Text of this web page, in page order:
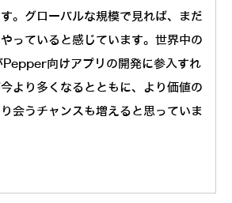
。グローバルな規模で見れば、まだ
っていると感じています。世界中の
向けアプリの開発に参入すれ
より多くなるとともに、より価値の
会うチャンスも増えると思っていま